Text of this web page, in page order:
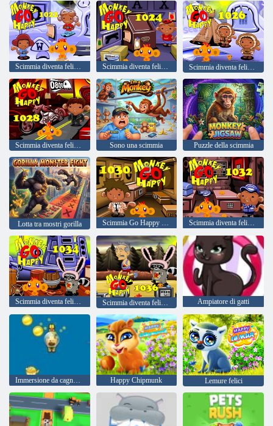
Scimmia diventa felice Fase 1022 Scimmia diventa felice Fase 1024 Scimmia diventa felice Fase 1026
Scimmia diventa felice, tappa 1028 Sono una scimmia Puzzle della scimmia
Lotta tra mostri gorilla Scimmia Go Happy Stage 1030 Scimmia diventa felice, tappa 1032
Scimmia diventa felice, tappa 1034 Scimmia diventa felice, tappa 1036 Ampiatore di gatti
Immersione da cagnolino Happy Chipmunk Lemure felici